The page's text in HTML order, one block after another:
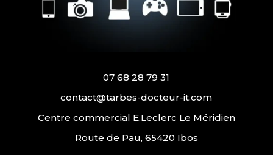
07 68 28 79 31
contact@tarbes-docteur-it.com
Centre commercial E.Leclerc Le Méridien
Route de Pau, 65420 Ibos